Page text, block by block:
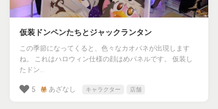
仮装ドンペンたちとジャックランタン
この季節になってくると、色々なカオパネが出現します
ね。 これはハロウィン仕様の顔はめパネルです。 仮装し
たドン...
5 あざなし キャラクター 店舗